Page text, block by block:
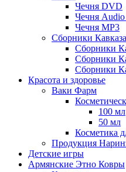
Чечня DVD
Чечня
Чечня MP3
Сборники Кавказа
Сборники
Сборники
Сборники
Красота и здоровье
Ваки Фарм
100 мл
50 мл
Косметика
Продукция
Детские игры
Армянские Этно Ковры